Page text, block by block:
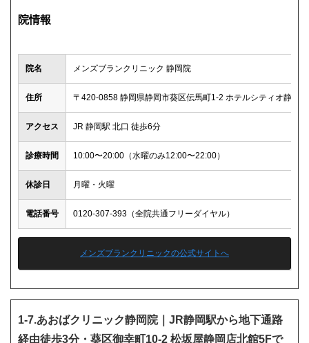
院情報
院名 メンズブランクリニック 静岡院
住所 〒420-0858 静岡県静岡市葵区伝馬町1-2 ホテルシティオ静岡5
アクセス JR 静岡駅 北口 徒歩6分
診療時間 10:00〜20:00（水曜のみ12:00〜22:00）
休診日 月曜・火曜
電話番号 0120-307-393（全院共通フリーダイヤル）
メンズブランクリニックの公式サイトへ
1-7.あおばクリニック静岡院｜JR静岡駅から地下通路
経由徒歩3分・葵区御幸町10-2 松坂屋静岡店北館5Fで